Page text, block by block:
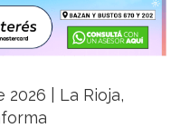
2026 | La Rioja,